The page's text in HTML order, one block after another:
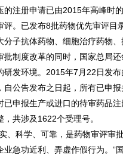
的注册申请已由2015年高峰
评。已发布8批药物优先审评
子抗体药物、细胞治疗药物
制度改革的同时，国家总局
研发环境。2015年7月22日发
自公告发布之日起，所有已申
已申报生产或进口的待审药品
共涉及1622个受理号。
科学、可靠，是药物审评审
业急功近利、弄虚作假行为。